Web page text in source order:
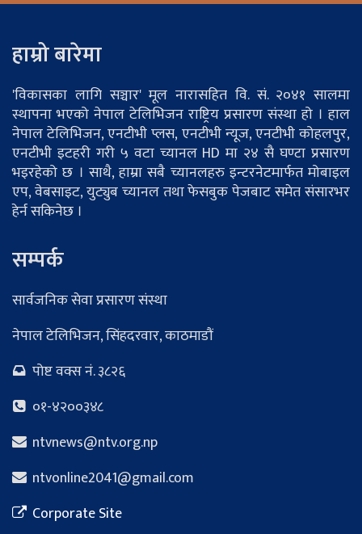
हाम्रो बारेमा
'विकासका लागि सञ्चार' मूल नारासहित वि. सं. २०४१ सालमा
स्थापना भएको नेपाल टेलिभिजन राष्ट्रिय प्रसारण संस्था हो । हाल
नेपाल टेलिभिजन, एनटीभी प्लस, एनटीभी न्यूज, एनटीभी कोहलपुर,
एनटीभी इटहरी गरी ५ वटा च्यानल HD मा २४ सै घण्टा प्रसारण
भइरहेको छ । साथै, हाम्रा सबै च्यानलहरु इन्टरनेटमार्फत मोबाइल
एप, वेबसाइट, युट्युब च्यानल तथा फेसबुक पेजबाट समेत संसारभर
हेर्न सकिनेछ ।
सम्पर्क
सार्वजनिक सेवा प्रसारण संस्था
नेपाल टेलिभिजन, सिंहदरवार, काठमाडौं
पोष्ट वक्स नं. ३८२६
०१-४२००३४८
ntvnews@ntv.org.np
ntvonline2041@gmail.com
Corporate Site